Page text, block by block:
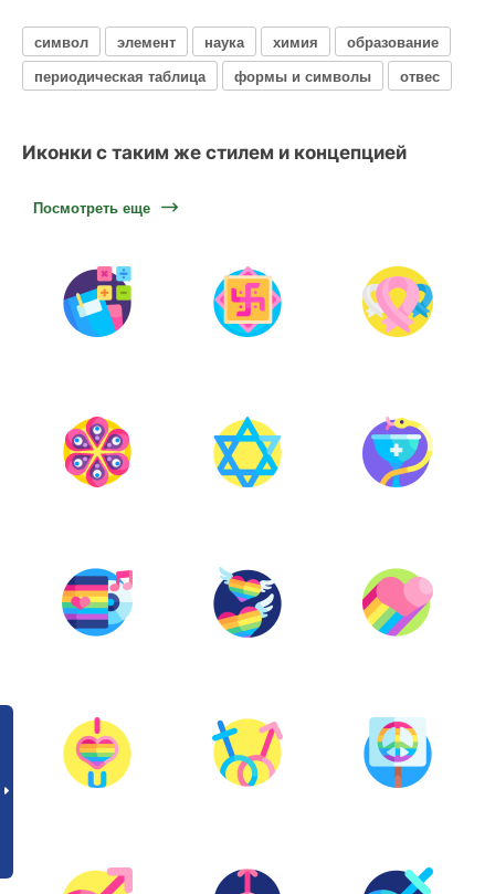
символ элемент наука химия
образование
периодическая таблица
формы и символы отвес
Иконки с таким же стилем и концепцией
Посмотреть еще